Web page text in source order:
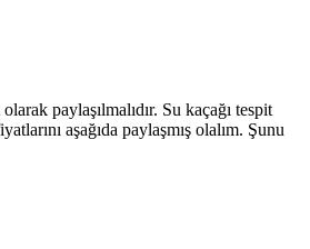
paylaşılmalıdır. Su kaçağı tespit
aşağıda paylaşmış olalım. Şunu